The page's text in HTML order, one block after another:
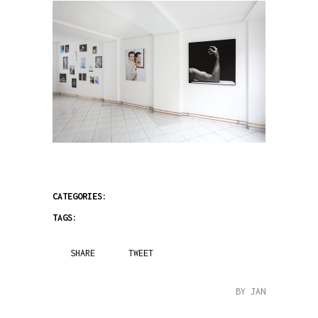
CATEGORIES:
TAGS:
SHARE TWEET
BY JAN